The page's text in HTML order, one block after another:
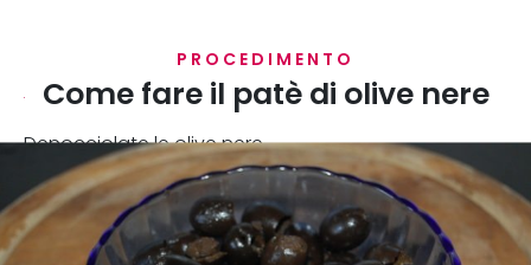
PROCEDIMENTO
Come fare il patè di olive nere
Denocciolate le olive nere